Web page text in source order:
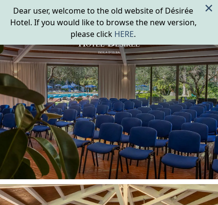
Dear user, welcome to the old website of Désirée
Hotel. If you would like to browse the new version,
please click HERE.
×